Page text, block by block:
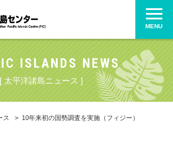
MENU
ISLANDS NEWS
[ 太平洋諸島ニュース ]
ス > 10年来初の国勢調査を実施（フィジー）